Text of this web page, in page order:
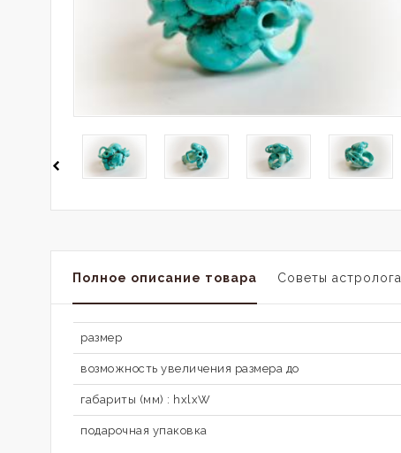
Полное описание товара Советы астролога
размер
возможность увеличения размера до
габариты (мм) : hxlxW
подарочная упаковка